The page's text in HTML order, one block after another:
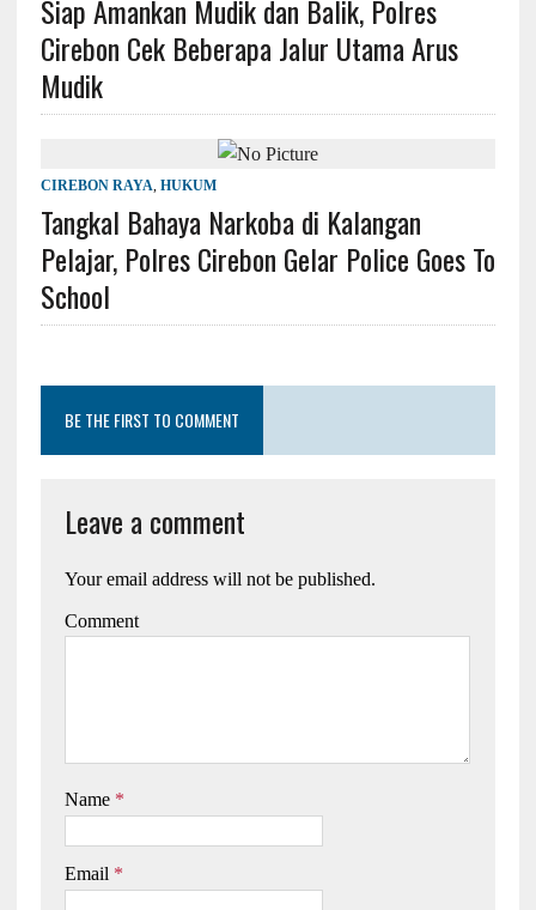
Siap Amankan Mudik dan Balik, Polres
Cirebon Cek Beberapa Jalur Utama Arus
Mudik
CIREBON RAYA, HUKUM
Tangkal Bahaya Narkoba di Kalangan
Pelajar, Polres Cirebon Gelar Police Goes To
School
BE THE FIRST TO COMMENT
Leave a comment
Your email address will not be published.
Comment
Name *
Email *